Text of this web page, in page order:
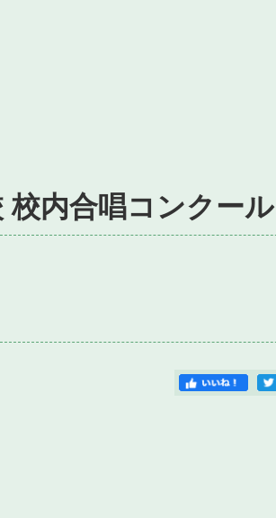
校内合唱コンクール